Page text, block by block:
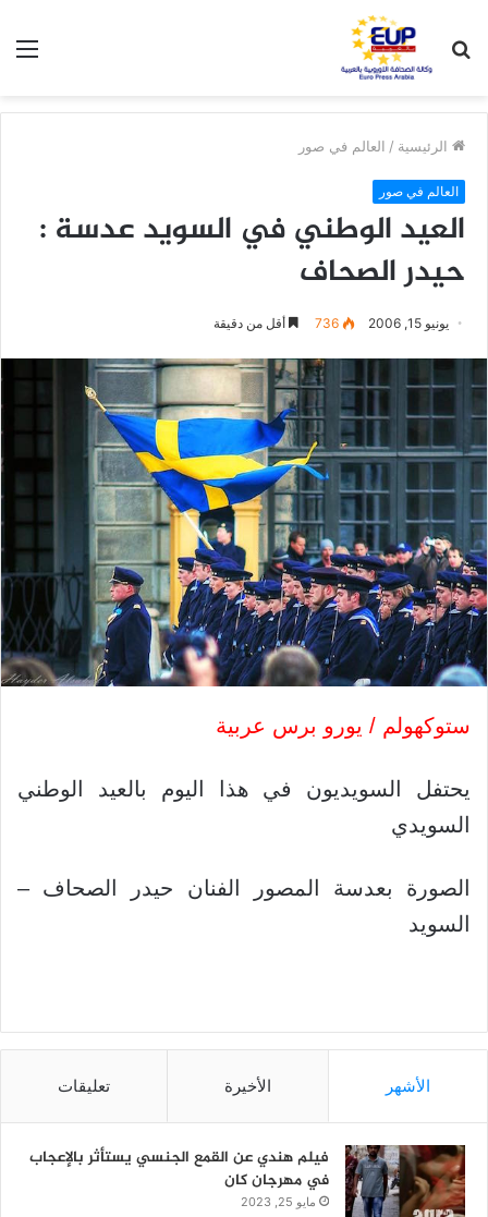
عن
الرئيسية / العالم في صور
العالم في صور
العيد الوطني في السويد عدسة :
حيدر الصحاف
يونيو 15, 2006 736 أقل من دقيقة
ستوكهولم / يورو برس عربية
يحتفل السويديون في هذا اليوم بالعيد الوطني
السويدي
الصورة بعدسة المصور الفنان حيدر الصحاف –
السويد
الأشهر الأخيرة تعليقات
فيلم هندي عن القمع الجنسي يستأثر بالإعجاب
في مهرجان كان
مايو 25, 2023